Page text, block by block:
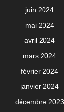
juin 2024
mai 2024
avril 2024
mars 2024
février 2024
janvier 2024
décembre 2023